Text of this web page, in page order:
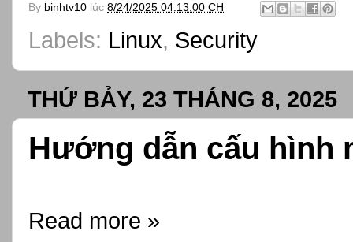
By binhtv10 lúc 8/24/2025 04:13:00 CH
Labels: Linux, Security
THỨ BẢY, 23 THÁNG 8, 2025
Hướng dẫn cấu hình
Read more »